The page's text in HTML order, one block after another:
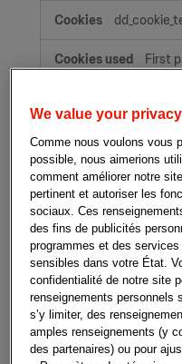
First
First
A few
We value your privacy
Comme nous voulons vous
possible, nous aimerions
comment améliorer notre
pertinent et autoriser les
sociaux. Ces
des fins de publicités
programmes et des
sensibles dans votre État.
confidentialité de notre site
renseignements personnels
s’y limiter, des
amples renseignements (y
des partenaires) ou pour